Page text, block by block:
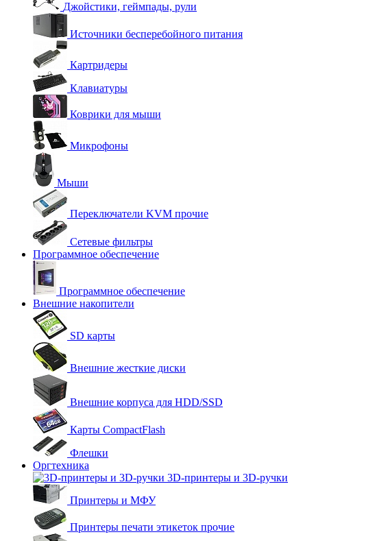
Джойстики, геймпады, рули
Источники бесперебойного питания
Картридеры
Клавиатуры
Коврики для мыши
Микрофоны
Мыши
Переключатели KVM прочие
Сетевые фильтры
Программное обеспечение
Программное обеспечение
Внешние накопители
SD карты
Внешние жесткие диски
Внешние корпуса для HDD/SSD
Карты CompactFlash
Флешки
Оргтехника
3D-принтеры и 3D-ручки
Принтеры и МФУ
Принтеры печати этикеток прочие